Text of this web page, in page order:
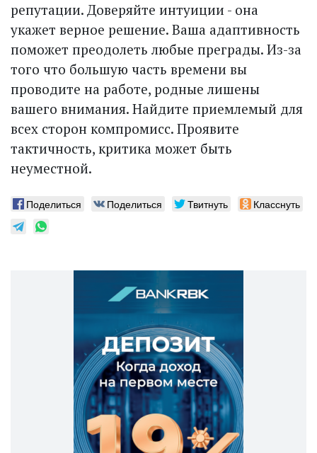
репутации. Доверяйте интуиции - она
укажет верное решение. Ваша адаптивность
поможет преодолеть любые преграды. Из-за
того что большую часть времени вы
проводите на работе, родные лишены
вашего внимания. Найдите приемлемый для
всех сторон компромисс. Проявите
тактичность, критика может быть
неуместной.
Поделиться Поделиться Твитнуть Класснуть